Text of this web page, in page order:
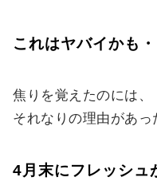
これはヤバイかも・
焦りを覚えたのには、
それなりの理由があっ
4月末にフレッシュ